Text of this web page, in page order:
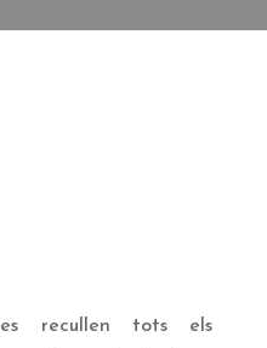
recullen tots els